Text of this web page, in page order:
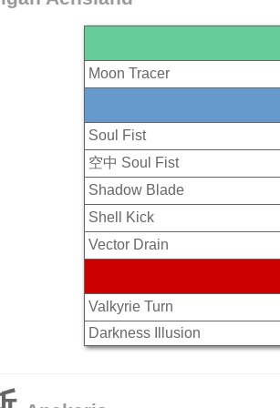
Moon Tracer
Soul Fist
空中 Soul Fist
Shadow Blade
Shell Kick
Vector Drain
Valkyrie Turn
Darkness Illusion